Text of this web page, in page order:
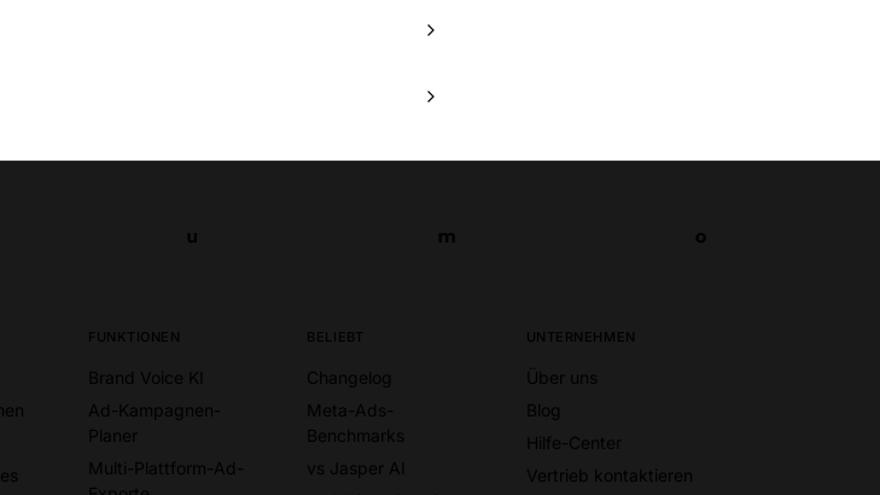
u m
o
FUNKTIONEN
Brand Voice KI
Ad-Kampagnen-
Planer
Multi-Plattform-Ad-
BELIEBT
Changelog
Meta-Ads-
Benchmarks
vs Jasper AI
UNTERNEHMEN
Über uns
Blog
Hilfe-Center
Vertrieb kontaktieren